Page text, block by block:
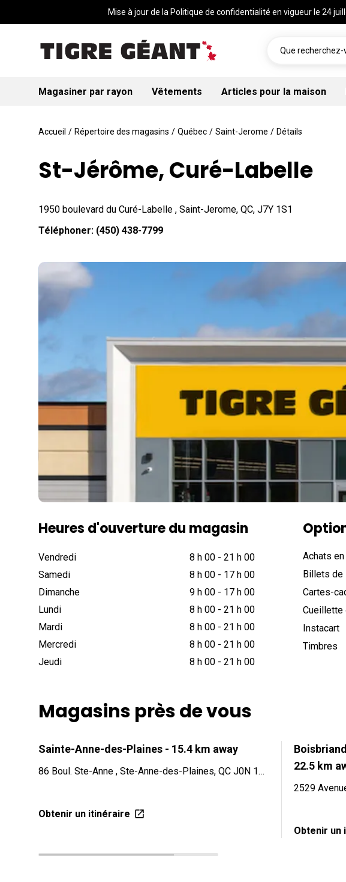
Mise à jour de la Politique de confidentialité en vigueur le 24
Que recherchez-
Magasiner par rayon Vêtements Articles pour la maison
Accueil / Répertoire des magasins / Québec / Saint-Jerome / Détails
St-Jérôme, Curé-Labelle
1950 boulevard du Curé-Labelle , Saint-Jerome, QC, J7Y 1S1
Téléphoner: (450) 438-7799
Heures d'ouverture du magasin
Vendredi 8 h 00 -21 h 00
Samedi
8 h 00 - 17 h 00
Dimanche
9 h 00 - 17 h 00
Lundi
8 h 00 -21 h 00
Mardi
8 h 00 -21 h 00
Mercredi
8 h 00 -21 h 00
Jeudi
8 h 00 -21 h 00
Achats
Billets de
Cartes-
Cueillette
Instacart
Timbres
Magasins près de vous
Sainte-Anne-des-Plaines - 15.4 km away
86 Boul. Ste-Anne , Ste-Anne-des-Plaines, QC J0N 1H0
Obtenir un itinéraire
22.5 km
Obtenir un